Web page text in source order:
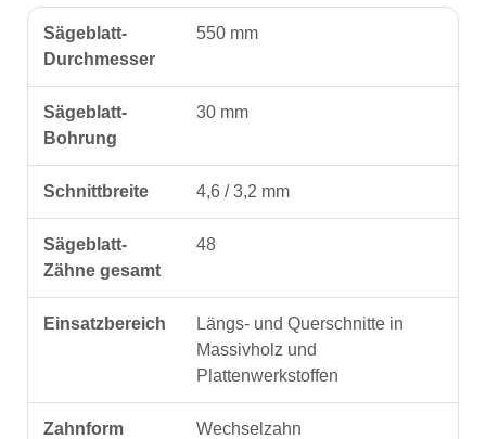
Sägeblatt-
Durchmesser
550 mm
Sägeblatt-
Bohrung
30 mm
Schnittbreite 4,6 / 3,2 mm
Sägeblatt-
Zähne gesamt
48
Einsatzbereich
Längs- und Querschnitte in
Massivholz und
Plattenwerkstoffen
Zahnform Wechselzahn